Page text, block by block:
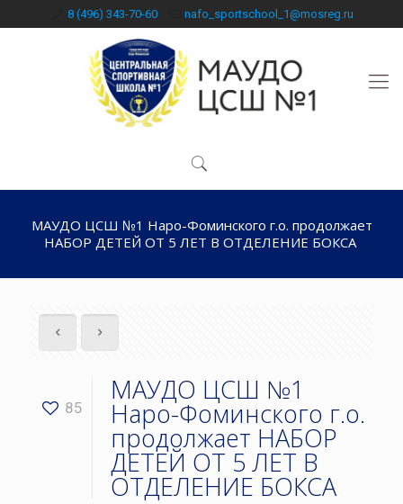
8 (496) 343-70-60 nafo_sportschool_1@mosreg.ru
МАУДО ЦСШ №1 Наро-Фоминского г.о. продолжает
НАБОР ДЕТЕЙ ОТ 5 ЛЕТ В ОТДЕЛЕНИЕ БОКСА
85
МАУДО ЦСШ №1
Наро-Фоминского г.о.
продолжает НАБОР
ДЕТЕЙ ОТ 5 ЛЕТ В
ОТДЕЛЕНИЕ БОКСА